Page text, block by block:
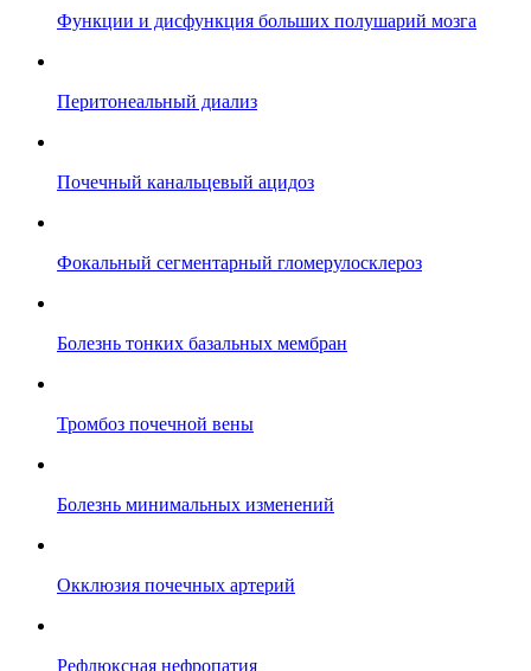
Функции и дисфункция больших полушарий мозга
Перитонеальный диализ
Почечный канальцевый ацидоз
Фокальный сегментарный гломерулосклероз
Болезнь тонких базальных мембран
Тромбоз почечной вены
Болезнь минимальных изменений
Окклюзия почечных артерий
Рефлюксная нефропатия